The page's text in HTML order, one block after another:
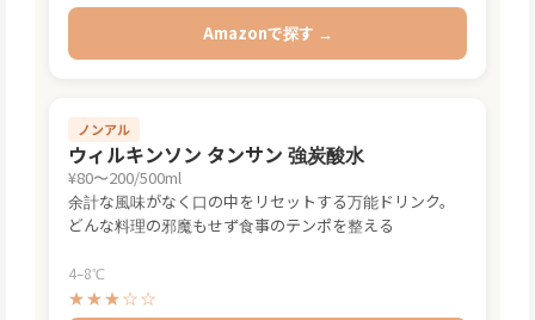
Amazonで探す →
ノンアル
ウィルキンソン タンサン 強炭酸水
¥80〜200/500ml
余計な風味がなく口の中をリセットする万能ドリンク。
どんな料理の邪魔もせず食事のテンポを整える
4–8℃
★★★☆☆